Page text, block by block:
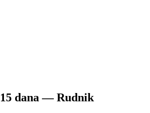
15 dana —Rudnik